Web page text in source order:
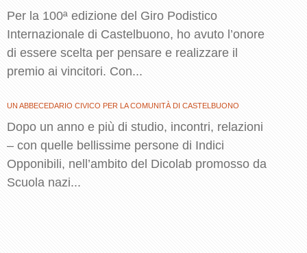
Per la 100ª edizione del Giro Podistico
Internazionale di Castelbuono, ho avuto l’onore
di essere scelta per pensare e realizzare il
premio ai vincitori. Con...
UN ABBECEDARIO CIVICO PER LA COMUNITÀ DI CASTELBUONO
Dopo un anno e più di studio, incontri, relazioni
– con quelle bellissime persone di Indici
Opponibili, nell’ambito del Dicolab promosso da
Scuola nazi...